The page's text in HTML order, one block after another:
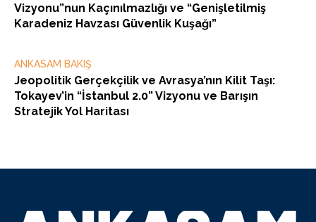
Vizyonu”nun Kaçınılmazlığı ve “Genişletilmiş
Karadeniz Havzası Güvenlik Kuşağı”
ANKASAM BAKIŞ
Jeopolitik Gerçekçilik ve Avrasya’nın Kilit Taşı:
Tokayev’in “İstanbul 2.0” Vizyonu ve Barışın
Stratejik Yol Haritası